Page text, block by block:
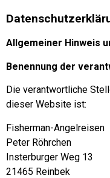
Allgemeiner Hinweis
Benennung der
Die verantwortliche
dieser Website ist:
Fisherman-Angelreisen
Peter Röhrchen
Insterburger Weg 13
21465 Reinbek